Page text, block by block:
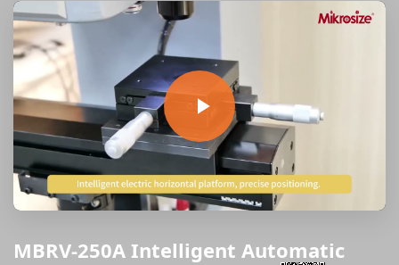
MBRV-250A Intelligent Automatic